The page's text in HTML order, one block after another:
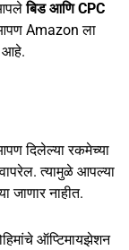
बिड आणि CPC
Amazon ला
आहे.
दिलेल्या रकमेच्या
त्यामुळे आपल्या
जाणार नाहीत.
ऑप्टिमायझेशन